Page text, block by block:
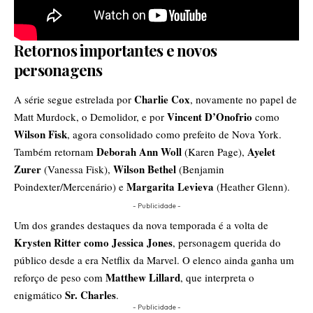
Retornos importantes e novos
personagens
A série segue estrelada por Charlie Cox, novamente no papel de
Matt Murdock, o Demolidor, e por Vincent D’Onofrio como
Wilson Fisk, agora consolidado como prefeito de Nova York.
Também retornam Deborah Ann Woll (Karen Page), Ayelet
Zurer (Vanessa Fisk), Wilson Bethel (Benjamin
Poindexter/Mercenário) e Margarita Levieva (Heather Glenn).
- Publicidade -
Um dos grandes destaques da nova temporada é a volta de
Krysten Ritter como Jessica Jones, personagem querida do
público desde a era Netflix da Marvel. O elenco ainda ganha um
reforço de peso com Matthew Lillard, que interpreta o
enigmático Sr. Charles.
- Publicidade -